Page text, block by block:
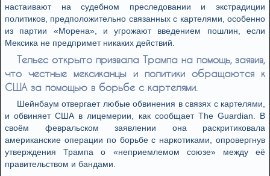
настаивают на судебном преследовании и экстрадиции
политиков, предположительно связанных с картелями, особенно
из партии «Морена», и угрожают введением пошлин, если
Мексика не предпримет никаких действий.
Тельес открыто призвала Трампа на помощь, заявив,
что честные мексиканцы и политики обращаются к
США за помощью в борьбе с картелями.
Шейнбаум отвергает любые обвинения в связях с картелями,
и обвиняет США в лицемерии, как сообщает The Guardian. В
своём февральском заявлении она раскритиковала
американские операции по борьбе с наркотиками, опровергнув
утверждения Трампа о «неприемлемом союзе» между её
правительством и бандами.